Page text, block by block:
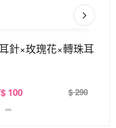
針×玫瑰花×轉珠耳
$ 100 $ 290